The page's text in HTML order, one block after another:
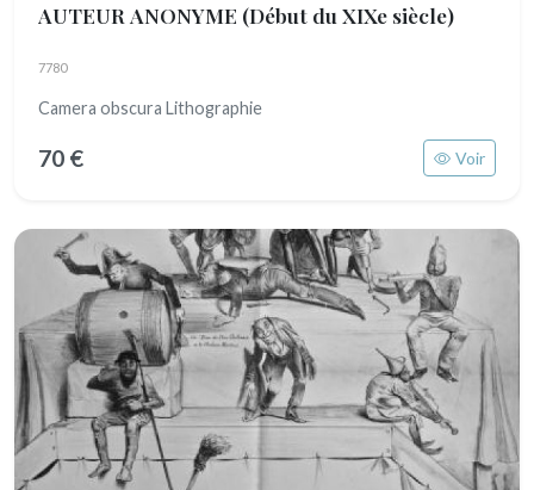
AUTEUR ANONYME (Début du XIXe siècle)
7780
Camera obscura Lithographie
70 € Voir